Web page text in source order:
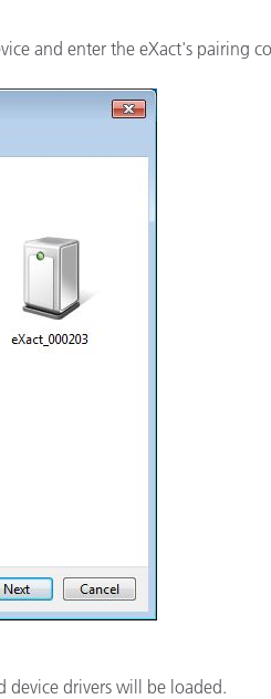
and enter the eXact's pairing
device drivers will be loaded.